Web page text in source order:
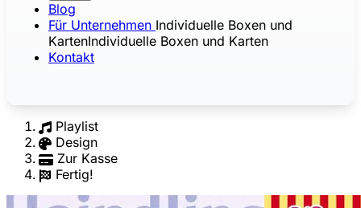
Blog
Für Unternehmen Individuelle Boxen und
KartenIndividuelle Boxen und Karten
Kontakt
Playlist
Design
Zur Kasse
Fertig!